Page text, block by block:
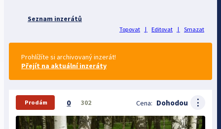
Seznam inzerátů
Topovat | Editovat | Smazat
Prohlížíte si archivovaný inzerát!
Přejít na aktuální inzeráty
Prodám 0 302 Cena: Dohodou ⋮